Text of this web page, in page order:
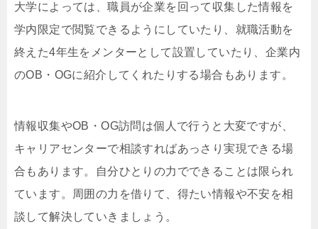
大学によっては、職員が企業を回って収集した情報を
学内限定で閲覧できるようにしていたり、就職活動を
終えた4年生をメンターとして設置していたり、企業内
のOB・OGに紹介してくれたりする場合もあります。
情報収集やOB・OG訪問は個人で行うと大変ですが、
キャリアセンターで相談すればあっさり実現できる場
合もあります。自分ひとりの力でできることは限られ
ています。周囲の力を借りて、得たい情報や不安を相
談して解決していきましょう。